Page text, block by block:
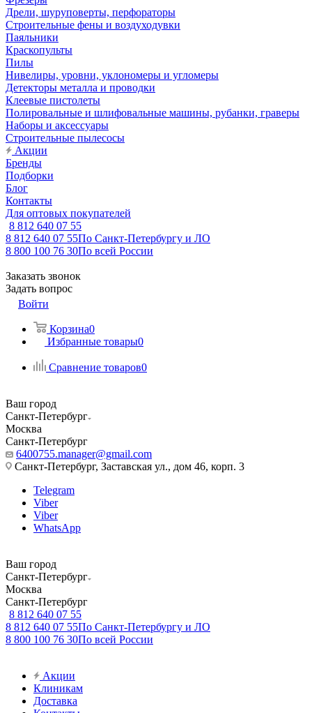
Дрели, шуруповерты, перфораторы
Строительные фены и воздуходувки
Паяльники
Краскопульты
Пилы
Нивелиры, уровни, уклономеры и угломеры
Детекторы металла и проводки
Клеевые пистолеты
Полировальные и шлифовальные машины, рубанки, граверы
Наборы и аксессуары
Строительные пылесосы
Акции
Бренды
Подборки
Блог
Контакты
Для оптовых покупателей
8 812 640 07 55
8 812 640 07 55По Санкт-Петербургу и ЛО
8 800 100 76 30По всей России
Заказать звонок
Задать вопрос
Войти
Корзина0
Избранные товары0
Сравнение товаров0
Ваш город
Санкт-Петербург
Москва
Санкт-Петербург
6400755.manager@gmail.com
Санкт-Петербург, Заставская ул., дом 46, корп. 3
Telegram
Viber
Viber
WhatsApp
Ваш город
Санкт-Петербург
Москва
Санкт-Петербург
8 812 640 07 55
8 812 640 07 55По Санкт-Петербургу и ЛО
8 800 100 76 30По всей России
Акции
Клиникам
Доставка